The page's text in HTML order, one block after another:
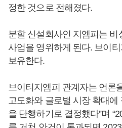
정한 것으로 전해졌다.
분할 신설회사인 지엠피는
사업을 영위하게 된다. 브이
보유한다.
브이티지엠피 관계자는 언론
고도화와 글로벌 시장 확대
을 단행하기로 결정했다”며